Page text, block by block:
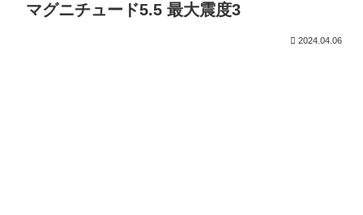
マグニチュード5.5 最大震度3
2024.04.06